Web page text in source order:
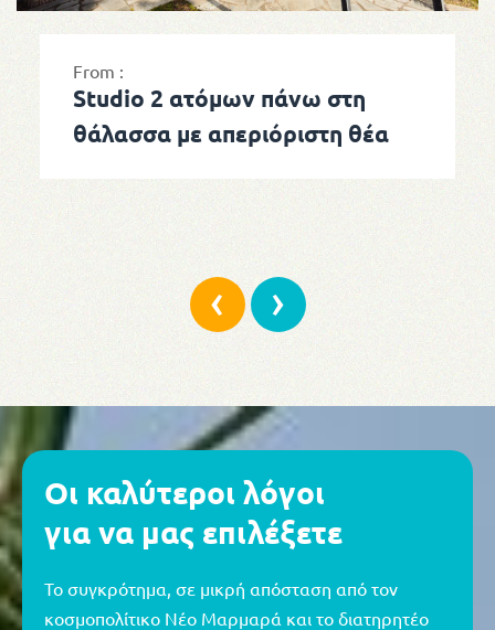
From :
Studio 2 ατόμων πάνω στη
θάλασσα με απεριόριστη θέα
‹ ›
Οι καλύτεροι λόγοι
για να μας επιλέξετε
Το συγκρότημα, σε μικρή απόσταση από τον
κοσμοπολίτικο Νέο Μαρμαρά και το διατηρητέο